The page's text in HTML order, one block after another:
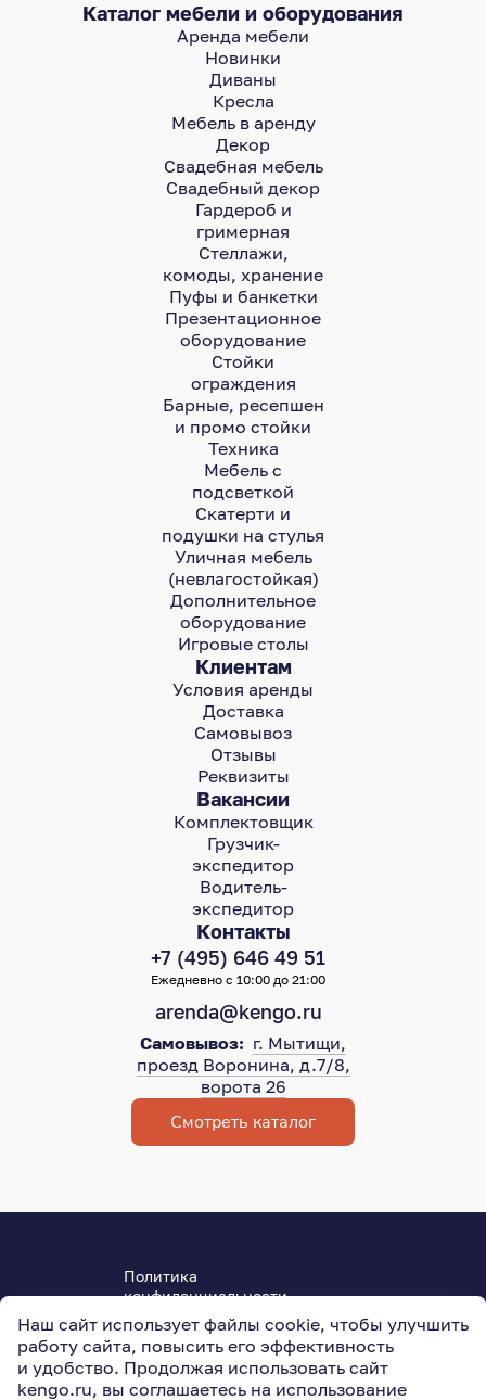
Наш сайт использует файлы cookie, чтобы улучшить
работу сайта, повысить его эффективность
и удобство. Продолжая использовать сайт
kengo.ru, вы соглашаетесь на использование
Контакты
+7 (495) 646 49 51
Ежедневно с 10:00 до 21:00
arenda@kengo.ru
Самовывоз: г. Мытищи,
проезд Воронина, д.7/8,
ворота 26
Смотреть каталог
Клиентам
Условия аренды
Доставка
Самовывоз
Отзывы
Реквизиты
Вакансии
Комплектовщик
Грузчик-
экспедитор
Водитель-
экспедитор
Каталог мебели и оборудования
Аренда мебели
Новинки
Диваны
Кресла
Мебель в аренду
Декор
Свадебная мебель
Свадебный декор
Гардероб и
гримерная
Стеллажи,
комоды, хранение
Пуфы и банкетки
Презентационное
оборудование
Стойки
ограждения
Барные, ресепшен
и промо стойки
Техника
Мебель с
подсветкой
Скатерти и
подушки на стулья
Уличная мебель
(невлагостойкая)
Дополнительное
оборудование
Игровые столы
Политика
конфиденциальности
Пользовательское соглашение
ОГРН 315501800004950
127015,Москва,Новодмитровская ул., 5АС3